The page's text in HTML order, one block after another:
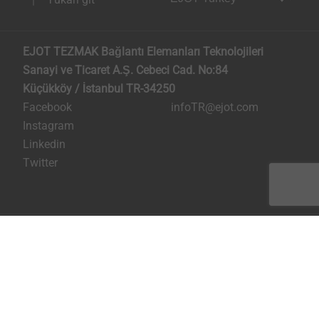
EJOT TEZMAK Bağlantı Elemanları Teknolojileri
Sanayi ve Ticaret A.Ş. Cebeci Cad. No:84
Küçükköy / İstanbul TR-34250
Facebook
Instagram
Linkedin
Twitter
infoTR@ejot.com